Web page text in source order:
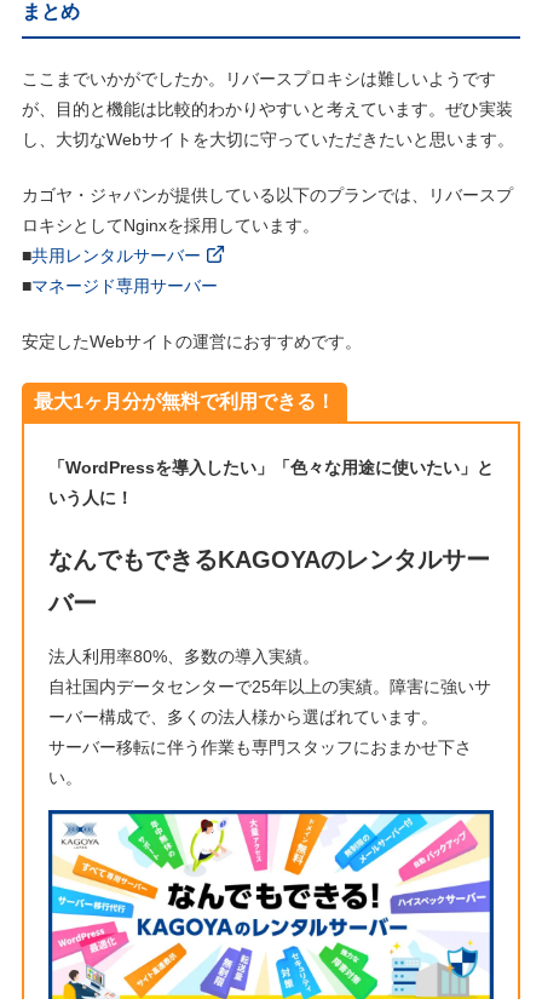
まとめ
ここまでいかがでしたか。リバースプロキシは難しいようです
が、目的と機能は比較的わかりやすいと考えています。ぜひ実装
し、大切なWebサイトを大切に守っていただきたいと思います。
カゴヤ・ジャパンが提供している以下のプランでは、リバースプ
ロキシとしてNginxを採用しています。
■共用レンタルサーバー
■マネージド専用サーバー
安定したWebサイトの運営におすすめです。
最大1ヶ月分が無料で利用できる！
「WordPressを導入したい」「色々な用途に使いたい」と
いう人に！
なんでもできるKAGOYAのレンタルサー
バー
法人利用率80%、多数の導入実績。
自社国内データセンターで25年以上の実績。障害に強いサ
ーバー構成で、多くの法人様から選ばれています。
サーバー移転に伴う作業も専門スタッフにおまかせ下さ
い。